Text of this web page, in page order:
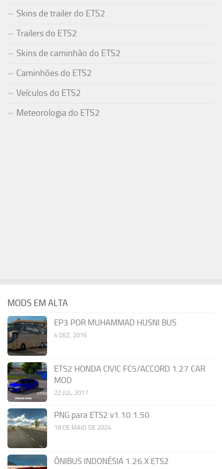
Skins de trailer do ETS2
Trailers do ETS2
Skins de caminhão do ETS2
Caminhões do ETS2
Veículos do ETS2
Meteorologia do ETS2
MODS EM ALTA
EP3 POR MUHAMMAD HUSNI BUS
4 DEZ, 2016
ETS2 HONDA CIVIC FC5/ACCORD 1.27 CAR
MOD
22 JUL, 2017
PNG para ETS2 v1.10 1.50
18 DE MAIO DE 2024
ÔNIBUS INDONÉSIA 1.26.X ETS2